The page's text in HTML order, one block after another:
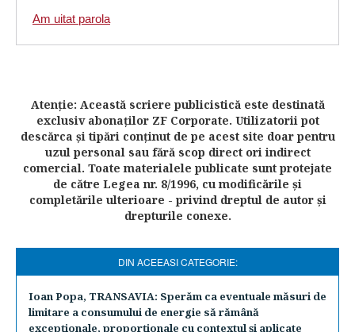
Am uitat parola
Atenţie: Această scriere publicistică este destinată
exclusiv abonaţilor ZF Corporate. Utilizatorii pot
descărca şi tipări conţinut de pe acest site doar pentru
uzul personal sau fără scop direct ori indirect
comercial. Toate materialele publicate sunt protejate
de către Legea nr. 8/1996, cu modificările şi
completările ulterioare - privind dreptul de autor şi
drepturile conexe.
DIN ACEEASI CATEGORIE:
Ioan Popa, TRANSAVIA: Sperăm ca eventuale măsuri de
limitare a consumului de energie să rămână
excepţionale, proporţionale cu contextul şi aplicate